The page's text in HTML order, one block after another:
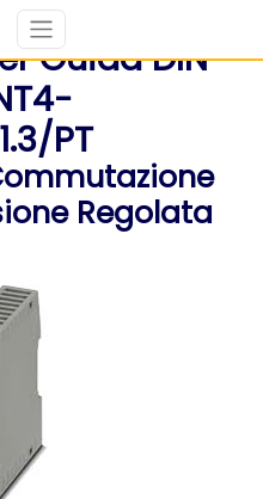
Guida DIN
PT
Regolata